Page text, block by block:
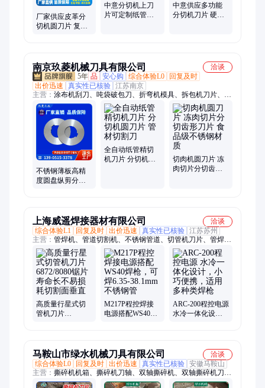
厂家供应皮革分
切机圆刀片 复合
中意分切机上刀
片可定制纸管薄
中意供应多功能
分切机刀片 硬质
南京玖菱机械刀具有限公司
洽谈
5年 品 安心购 综合体验L0
回复及时
出价迅速
真实性已核验 江苏南京
主营： 涂布机刮刀、吨袋破包刀、折弯机模具、拆包机刀片、拆
袋机刀片、撕碎机刀片、分切机刀片、剪板机刀片、剪切机刀
片、横切机刀片、制袋机刀片、粉碎机刀片、旋切机刀片、印刷
机刀片、包装机刀片、吨袋拆包机刀片、吨袋拆袋机刀片、异形
刀片、破袋机刀片、破包机刀片、不锈钢刀片、硬质合金刀片、
异形切刀、吨袋拆包器、吨袋破袋刀
不锈钢薄板高精
度圆盘纵剪分条
全自动纸管精切
机刀片 分切机圆
切肉机圆刀片 冻
肉切片分切齿形
上海威遥焊接器材有限公司
洽谈
综合体验L1
回复及时 出价迅速 真实性已核验 江苏苏州
主营： 管焊机、管道切割机、不锈钢管道、切管机刀片、管焊电
源、管管焊机、封闭式管焊机、管路焊机、洁净管道、食品管
道、医药管道、焊接设备、实验室管道、半导体、氩弧焊、自动
管焊机、不锈钢管焊接、卫生管道焊接、管道自动焊机
高质量行星式切
管机刀片
M217P程控焊接
电源搭配WS40焊
ARC-200程控电源
水冷一体化设
马鞍山市绿水机械刀具有限公司
洽谈
综合体验L0
回复及时 出价迅速 真实性已核验 安徽马鞍山
主营： 撕碎机机箱、撕碎机刀轴、双轴撕碎机、双轴撕碎机刀
片、金属撕碎机刀片、固废撕碎机刀片、多轴撕碎机刀片、塑料